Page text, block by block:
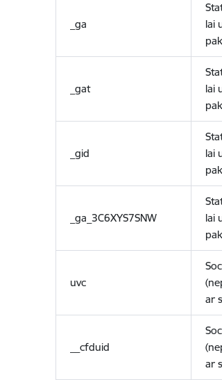
_ga
lai
_gat
lai
_gid
lai
_ga_3C6XYS7SNW
lai
uvc
ar
__cfduid
ar